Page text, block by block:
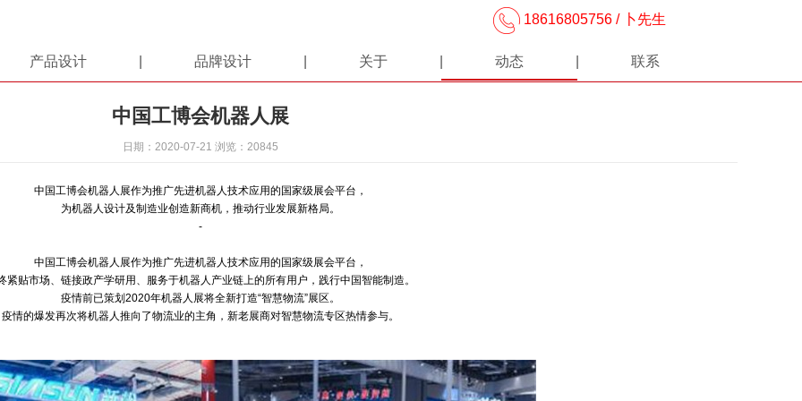
18616805756 / 卜先生
产品设计 品牌设计 关于 动态 联系
中国工博会机器人展
日期：2020-07-21 浏览：20845
中国工博会机器人 展作为推广先进机器人技术应用的国家级展会平台，
为机器人设计及制造业创造新商机，推动行业发展新格局。
-
中国工博会机器人 展作为推广先进机器人技术应用的国家级展会平台，
紧贴市场、链接政产学研用、服务于机器人产业链上的所有用户，践行中国智能制造。
疫情前已策划 2020年机器人展将全新打造“智慧物流”展区。
疫情的爆发再次将机器人推向了物流业的主角，新老展商对智慧物流专区热情参与。